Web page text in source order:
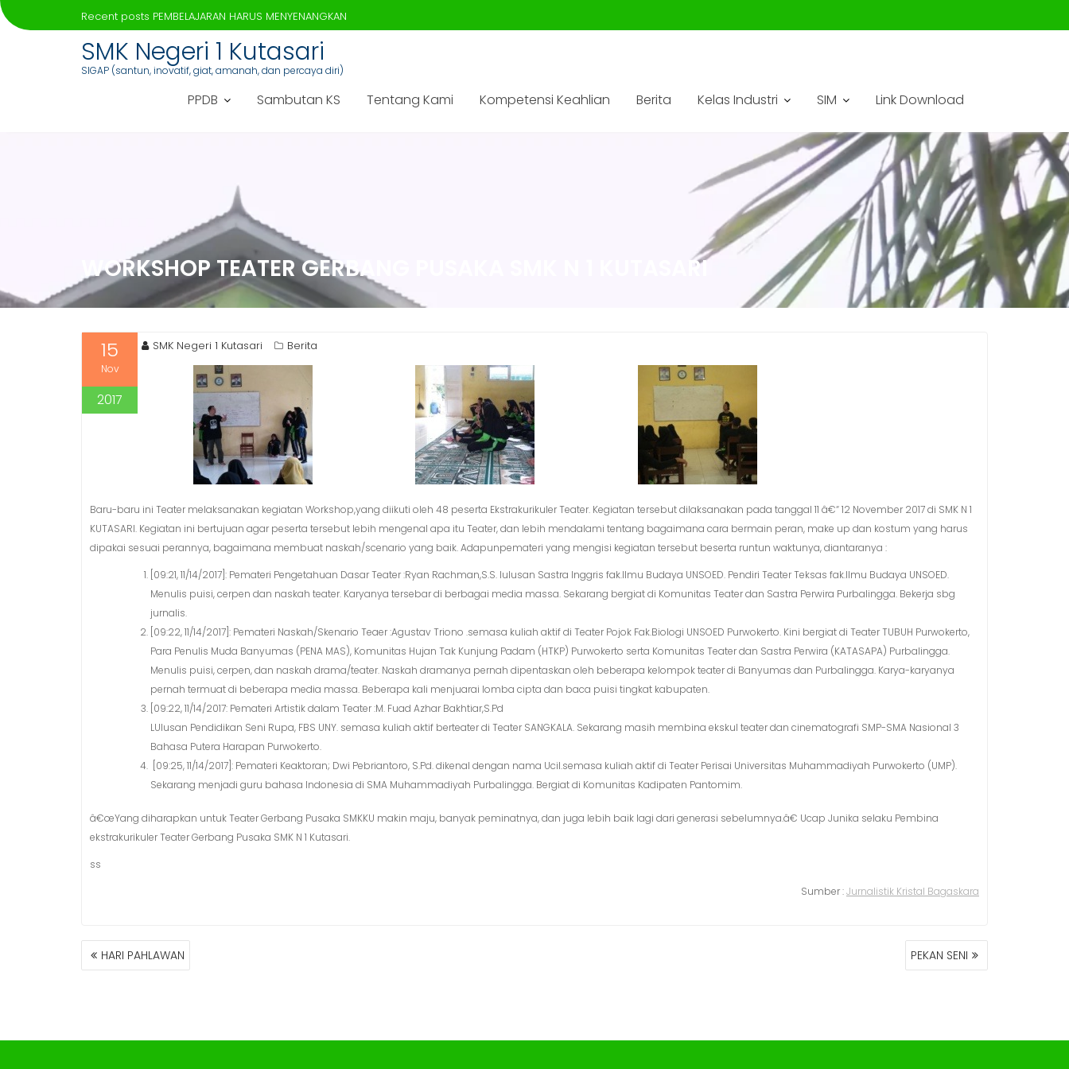
Recent posts PEMBELAJARAN HARUS MENYENANGKAN
SMK Negeri 1 Kutasari
SIGAP (santun, inovatif, giat, amanah, dan percaya diri)
PPDB Sambutan KS Tentang Kami Kompetensi Keahlian Berita Kelas Industri SIM Link Download
WORKSHOP TEATER GERBANG PUSAKA SMK N 1 KUTASARI
15
Nov
2017
SMK Negeri 1 Kutasari Berita
Baru-baru ini Teater melaksanakan kegiatan Workshop,yang diikuti oleh 48 peserta Ekstrakurikuler Teater. Kegiatan tersebut dilaksanakan pada tanggal 11 â€“ 12 November 2017 di SMK N 1
KUTASARI. Kegiatan ini bertujuan agar peserta tersebut lebih mengenal apa itu Teater, dan lebih mendalami tentang bagaimana cara bermain peran, make up dan kostum yang harus
dipakai sesuai perannya, bagaimana membuat naskah/scenario yang baik. Adapunpemateri yang mengisi kegiatan tersebut beserta runtun waktunya, diantaranya :
[09:21, 11/14/2017]: Pemateri Pengetahuan Dasar Teater :Ryan Rachman,S.S. lulusan Sastra Inggris fak.Ilmu Budaya UNSOED. Pendiri Teater Teksas fak.Ilmu Budaya UNSOED.
Menulis puisi, cerpen dan naskah teater. Karyanya tersebar di berbagai media massa. Sekarang bergiat di Komunitas Teater dan Sastra Perwira Purbalingga. Bekerja sbg
jurnalis.
[09:22, 11/14/2017]: Pemateri Naskah/Skenario Teaer :Agustav Triono .semasa kuliah aktif di Teater Pojok Fak.Biologi UNSOED Purwokerto. Kini bergiat di Teater TUBUH Purwokerto,
Para Penulis Muda Banyumas (PENA MAS), Komunitas Hujan Tak Kunjung Padam (HTKP) Purwokerto serta Komunitas Teater dan Sastra Perwira (KATASAPA) Purbalingga.
Menulis puisi, cerpen, dan naskah drama/teater. Naskah dramanya pernah dipentaskan oleh beberapa kelompok teater di Banyumas dan Purbalingga. Karya-karyanya
pernah termuat di beberapa media massa. Beberapa kali menjuarai lomba cipta dan baca puisi tingkat kabupaten.
[09:22, 11/14/2017: Pemateri Artistik dalam Teater :M. Fuad Azhar Bakhtiar,S.Pd
LUlusan Pendidikan Seni Rupa, FBS UNY. semasa kuliah aktif berteater di Teater SANGKALA. Sekarang masih membina ekskul teater dan cinematografi SMP-SMA Nasional 3
Bahasa Putera Harapan Purwokerto.
[09:25, 11/14/2017]: Pemateri Keaktoran; Dwi Pebriantoro, S.Pd. dikenal dengan nama Ucil.semasa kuliah aktif di Teater Perisai Universitas Muhammadiyah Purwokerto (UMP).
Sekarang menjadi guru bahasa Indonesia di SMA Muhammadiyah Purbalingga. Bergiat di Komunitas Kadipaten Pantomim.
â€œYang diharapkan untuk Teater Gerbang Pusaka SMKKU makin maju, banyak peminatnya, dan juga lebih baik lagi dari generasi sebelumnya.â€ Ucap Junika selaku Pembina
ekstrakurikuler Teater Gerbang Pusaka SMK N 1 Kutasari.
ss
Sumber :Jurnalistik Kristal Bagaskara
NAVIGASI
POSHARI PAHLAWAN PEKAN SENI